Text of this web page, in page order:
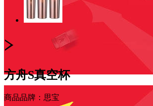
方舟S真空杯
商品品牌：思宝